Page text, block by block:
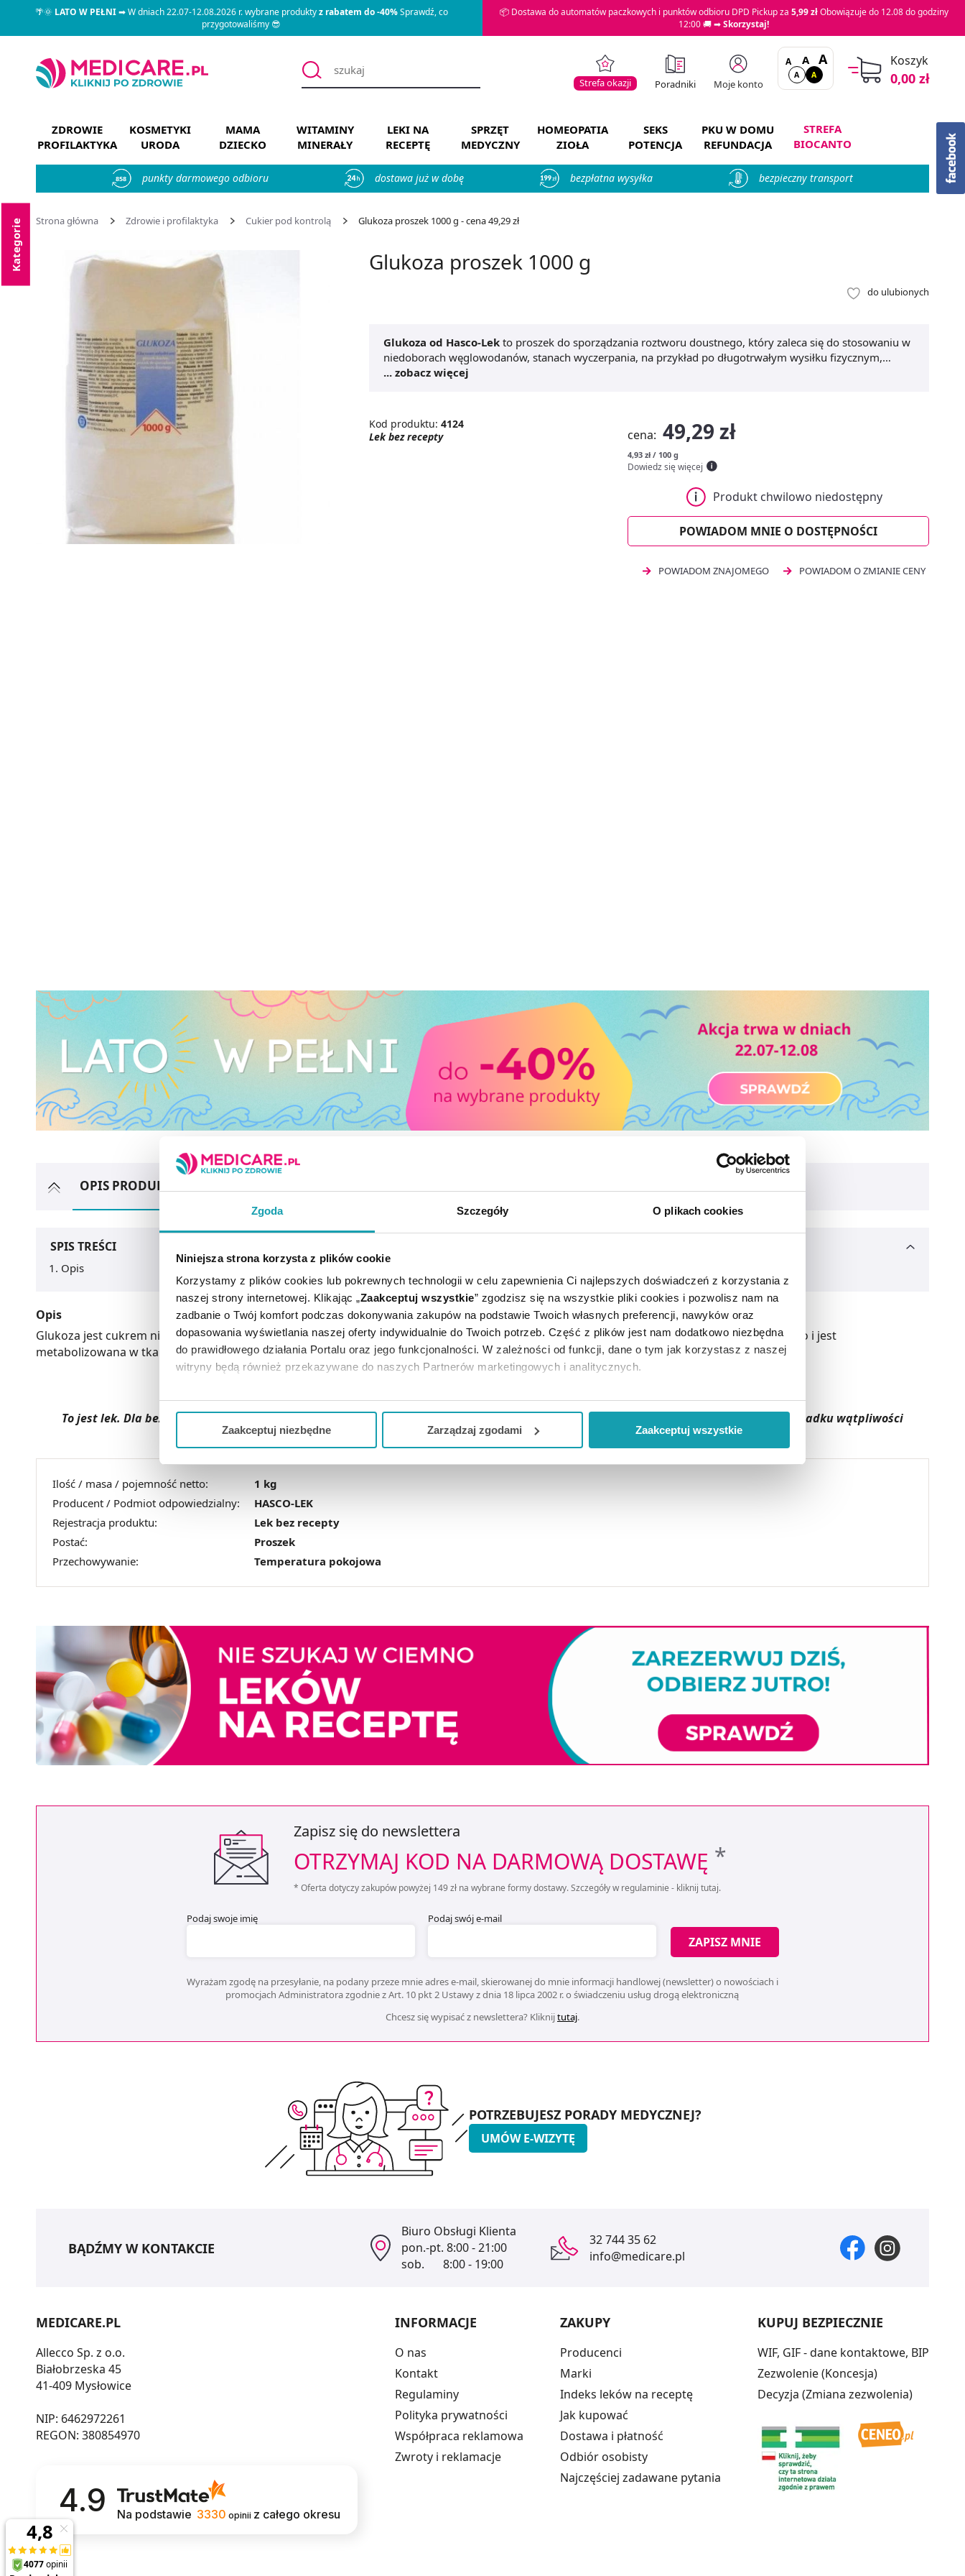
Zgoda Szczegóły O plikach cookies
Niniejsza strona korzysta z plików cookie
Korzystamy z plików cookies lub pokrewnych technologii w celu zapewnienia Ci najlepszych doświadczeń z korzystania z
naszej strony internetowej. Klikając „Zaakceptuj wszystkie” zgodzisz się na wszystkie pliki cookies i pozwolisz nam na
zadbanie o Twój komfort podczas dokonywania zakupów na podstawie Twoich własnych preferencji, nawyków oraz
dopasowania wyświetlania naszej oferty indywidualnie do Twoich potrzeb. Część z plików jest nam dodatkowo niezbędna
do prawidłowego działania Portalu oraz jego funkcjonalności. W zależności od funkcji, dane o tym jak korzystasz z naszej
witryny będą również przekazywane do naszych Partnerów marketingowych i analitycznych.
Jeżeli chcesz dostosować swoją zgodę i wybrać tylko niektóre dodatkowe funkcje, z którymi wiąże się zbieranie danych o
wszystkich funkcjonalności Strony.
Zaakceptuj niezbędne Zarządzaj zgodami Zaakceptuj wszystkie
🌴🌞LATO W PEŁNI➡ W dniach 22.07-12.08.2026 r. wybrane produktyz rabatem do -40%Sprawdź, co
przygotowaliśmy 😎
📦 Dostawa do automatów paczkowych i punktów odbioru DPD Pickup za 5,99 złObowiązuje do 12.08 do godziny
12:00 🚚 ➡Skorzystaj!
Strefa okazji Poradniki Moje konto
A A A
A A
Koszyk
0,00 zł
ZDROWIE
PROFILAKTYKA
KOSMETYKI
URODA
MAMA
DZIECKO
WITAMINY
MINERAŁY
LEKI NA
RECEPTĘ
SPRZĘT
MEDYCZNY
HOMEOPATIA
ZIOŁA
SEKS
POTENCJA
PKU W DOMU
REFUNDACJA
STREFA
BIOCANTO
858 punkty darmowego odbioru dostawa już w dobę bezpłatna wysyłka bezpieczny transport
Strona główna Zdrowie i profilaktyka Cukier pod kontrolą Glukoza proszek 1000 g - cena 49,29 zł
Kategorie Glukoza proszek 1000 g
do ulubionych
Glukoza od Hasco-Lek to proszek do sporządzania roztworu doustnego, który zaleca się do stosowaniu w
niedoborach węglowodanów, stanach wyczerpania, na przykład po długotrwałym wysiłku fizycznym,
stanach hipoglikemii, ale też u pacjentów z cukrzycą po przedawkowaniu insuliny.
... zobacz więcej
Kod produktu: 4124
Lek bez recepty
cena: 49,29 zł
4,93 zł / 100 g
Dowiedz się więcej
Produkt chwilowo niedostępny
POWIADOM MNIE O DOSTĘPNOŚCI
POWIADOM ZNAJOMEGO POWIADOM O ZMIANIE CENY
OPIS PRODUKTU
SPIS TREŚCI
Opis
Opis
Glukoza jest cukrem niezbędnym dla człowieka i źródłem energii. Po podaniu doustnymglukoza łatwo się wchłania z przewodu pokarmowego i jest
metabolizowana w tkankach oraz częsciowo odkładana w wątrobie w postaci glikogenu. Wykazuje także działanie moczopędne.
To jest lek. Dla bezpieczeństwa stosuj go zgodnie z ulotką dołączoną do opakowania. Nie przekraczaj maksymalnej dawki leku. W przypadku wątpliwości
skonsultuj się z lekarzem lub farmaceutą.
Ilość / masa / pojemność netto:
1 kg
Producent / Podmiot odpowiedzialny:
HASCO-LEK
Rejestracja produktu:
Lek bez recepty
Postać:
Proszek
Przechowywanie:
Temperatura pokojowa
Zapisz się do newslettera
OTRZYMAJ KOD NA DARMOWĄ DOSTAWĘ *
* Oferta dotyczy zakupów powyżej 149 zł na wybrane formy dostawy. Szczegóły w regulaminie - kliknij tutaj.
Podaj swoje imię Podaj swój e-mail
ZAPISZ MNIE
Wyrażam zgodę na przesyłanie, na podany przeze mnie adres e-mail, skierowanej do mnie informacji handlowej (newsletter) o nowościach i
promocjach Administratora zgodnie z Art. 10 pkt 2 Ustawy z dnia 18 lipca 2002 r. o świadczeniu usług drogą elektroniczną
Chcesz się wypisać z newslettera? Kliknijtutaj.
POTRZEBUJESZ PORADY MEDYCZNEJ?
UMÓW E-WIZYTĘ
BĄDŹMY W KONTAKCIE
Biuro Obsługi Klienta
pon.-pt. 8:00 - 21:00
sob.
8:00 - 19:00
32 744 35 62
info@medicare.pl
MEDICARE.PL
Allecco Sp. z o.o.
Białobrzeska 45
41-409 Mysłowice
NIP: 6462972261
REGON: 380854970
4.9 Na podstawie 3330 opinii z całego okresu
INFORMACJE
O nas
Kontakt
Regulaminy
Polityka prywatności
Współpraca reklamowa
Zwroty i reklamacje
ZAKUPY
Producenci
Marki
Indeks leków na receptę
Jak kupować
Dostawa i płatność
Odbiór osobisty
Najczęściej zadawane pytania
KUPUJ BEZPIECZNIE
WIF, GIF - dane kontaktowe, BIP
Zezwolenie (Koncesja)
Decyzja (Zmiana zezwolenia)